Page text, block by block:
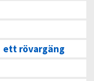
ett rövargäng